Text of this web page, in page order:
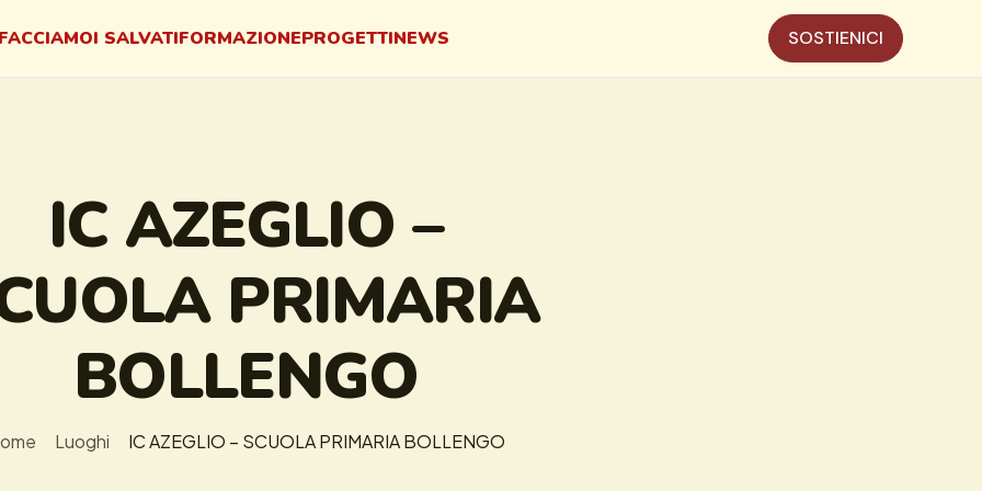
I SALVATIFORMAZIONEPROGETTINEWS SOSTIENICI
IC AZEGLIO –
PRIMARIA
BOLLENGO
Luoghi IC AZEGLIO – SCUOLA PRIMARIA BOLLENGO